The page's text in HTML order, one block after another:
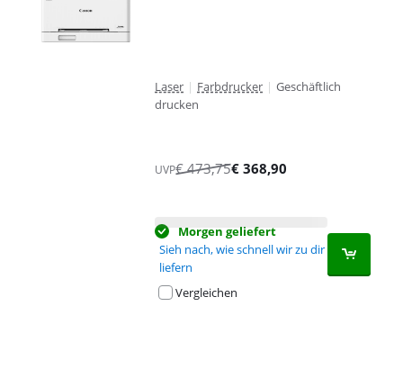
Laser | Farbdrucker | Geschäftlich
drucken
UVP€473,75€ 368,90
Morgen geliefert
Sieh nach, wie schnell wir zu dir
liefern
Vergleichen